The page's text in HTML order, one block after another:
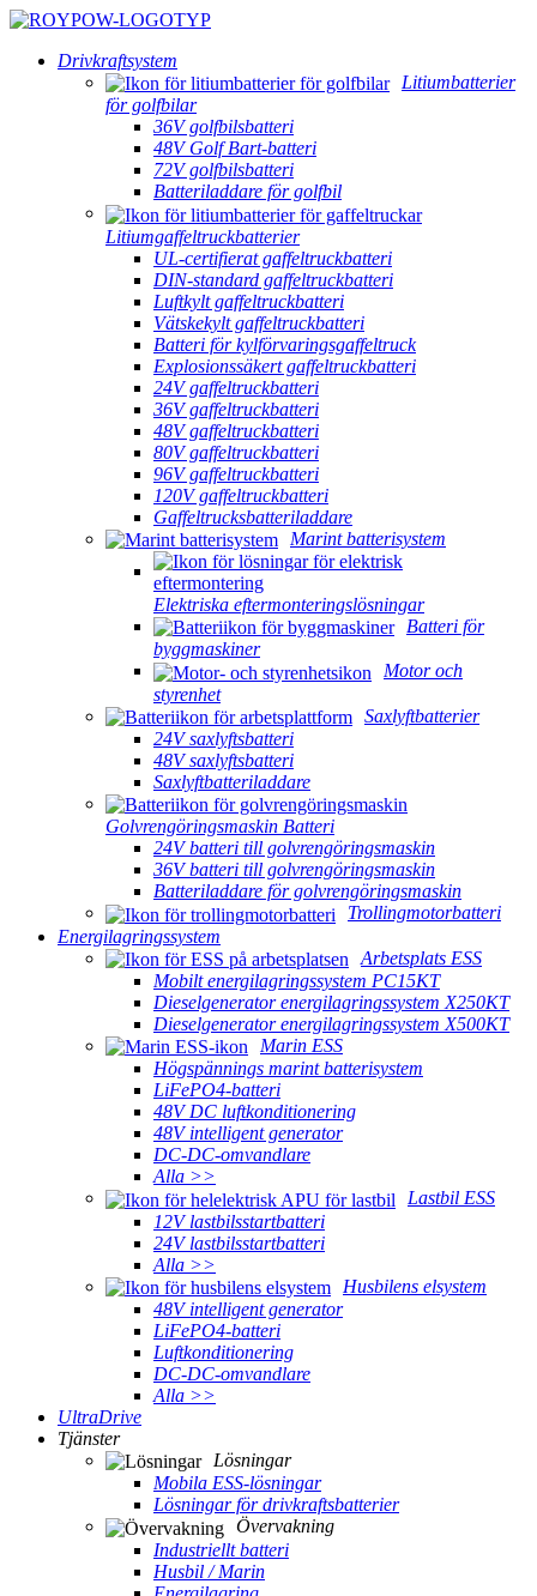
Drivkraftsystem
Litiumbatterier
för golfbilar
36V golfbilsbatteri
48V Golf Bart-batteri
72V golfbilsbatteri
Batteriladdare för golfbil
Litiumgaffeltruckbatterier
UL-certifierat gaffeltruckbatteri
DIN-standard gaffeltruckbatteri
Luftkylt gaffeltruckbatteri
Vätskekylt gaffeltruckbatteri
Batteri för kylförvaringsgaffeltruck
Explosionssäkert gaffeltruckbatteri
24V gaffeltruckbatteri
36V gaffeltruckbatteri
48V gaffeltruckbatteri
80V gaffeltruckbatteri
96V gaffeltruckbatteri
120V gaffeltruckbatteri
Gaffeltrucksbatteriladdare
Marint batterisystem
Elektriska eftermonteringslösningar
Batteri för
byggmaskiner
Motor och
styrenhet
Saxlyftbatterier
24V saxlyftsbatteri
48V saxlyftsbatteri
Saxlyftbatteriladdare
Golvrengöringsmaskin Batteri
24V batteri till golvrengöringsmaskin
36V batteri till golvrengöringsmaskin
Batteriladdare för golvrengöringsmaskin
Trollingmotorbatteri
Energilagringssystem
Arbetsplats ESS
Mobilt energilagringssystem PC15KT
Dieselgenerator energilagringssystem X250KT
Dieselgenerator energilagringssystem X500KT
Marin ESS
Högspännings marint batterisystem
LiFePO4-batteri
48V DC luftkonditionering
48V intelligent generator
DC-DC-omvandlare
Alla >>
Lastbil ESS
12V lastbilsstartbatteri
24V lastbilsstartbatteri
Alla >>
Husbilens elsystem
48V intelligent generator
LiFePO4-batteri
Luftkonditionering
DC-DC-omvandlare
Alla >>
UltraDrive
Tjänster
Lösningar
Mobila ESS-lösningar
Lösningar för drivkraftsbatterier
Övervakning
Industriellt batteri
Husbil / Marin